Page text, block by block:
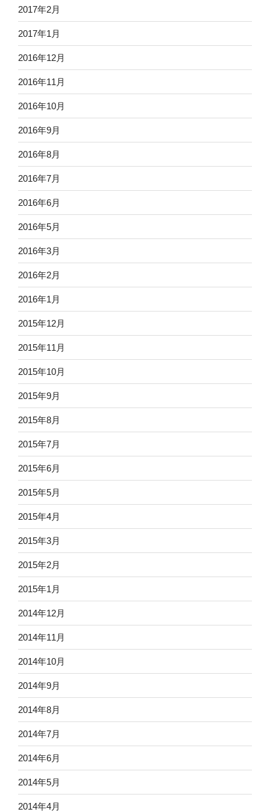
2017年2月
2017年1月
2016年12月
2016年11月
2016年10月
2016年9月
2016年8月
2016年7月
2016年6月
2016年5月
2016年3月
2016年2月
2016年1月
2015年12月
2015年11月
2015年10月
2015年9月
2015年8月
2015年7月
2015年6月
2015年5月
2015年4月
2015年3月
2015年2月
2015年1月
2014年12月
2014年11月
2014年10月
2014年9月
2014年8月
2014年7月
2014年6月
2014年5月
2014年4月